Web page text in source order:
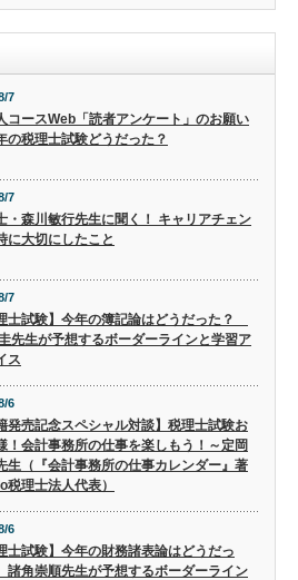
7
コースWeb「読者アンケート」のお願い
の税理士試験どうだった？
7
・森川敏行先生に聞く！ キャリアチェン
に大切にしたこと
7
士試験】今年の簿記論はどうだった？
先生が予想するボーダーラインと学習ア
ス
6
発売記念スペシャル対談】税理士試験お
！会計事務所の仕事を楽しもう！～定岡
生（『会計事務所の仕事カレンダー』著
理士法人代表）
6
士試験】今年の財務諸表論はどうだっ
角崇順先生が予想するボーダーライン